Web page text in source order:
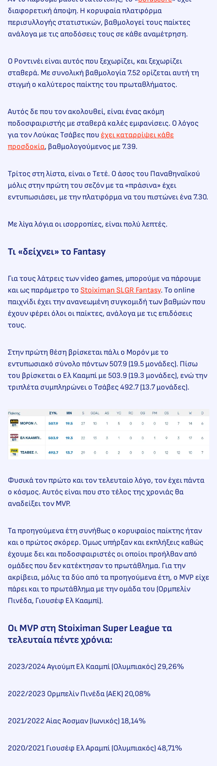
διαφορετική άποψη. Η κορυφαία πλατφόρμα
περισυλλογής στατιστικών, βαθμολογεί τους παίκτες
ανάλογα με τις αποδόσεις τους σε κάθε αναμέτρηση.
Ο Ροντινέι είναι αυτός που ξεχωρίζει, και ξεχωρίζει
σταθερά. Με συνολική βαθμολογία 7.52 ορίζεται αυτή τη
στιγμή ο καλύτερος παίκτης του πρωταθλήματος.
Αυτός δε που τον ακολουθεί, είναι ένας ακόμη
ποδοσφαιριστής με σταθερά καλές εμφανίσεις. Ο λόγος
για τον Λούκας Τσάβες που έχει καταρρίψει κάθε
προσδοκία, βαθμολογούμενος με 7.39.
Τρίτος στη λίστα, είναι ο Τετέ. Ο άσος του Παναθηναϊκού
μόλις στην πρώτη του σεζόν με τα «πράσινα» έχει
εντυπωσιάσει, με την πλατφόρμα να του πιστώνει ένα 7.30.
Με λίγα λόγια οι ισορροπίες, είναι πολύ λεπτές.
Τι «δείχνει» το Fantasy
Για τους λάτρεις των video games, μπορούμε να πάρουμε
και ως παράμετρο το Stoiximan SLGR Fantasy. Το online
παιχνίδι έχει την ανανεωμένη συγκομιδή των βαθμών που
έχουν φέρει όλοι οι παίκτες, ανάλογα με τις επιδόσεις
τους.
Στην πρώτη θέση βρίσκεται πάλι ο Μορόν με το
εντυπωσιακό σύνολο πόντων 507.9 (19.5 μονάδες). Πίσω
του βρίσκεται ο Ελ Κααμπί με 503.9 (19.3 μονάδες), ενώ την
τριπλέτα συμπληρώνει ο Τσάβες 492.7 (13.7 μονάδες).
Φυσικά τον πρώτο και τον τελευταίο λόγο, τον έχει πάντα
ο κόσμος. Αυτός είναι που στο τέλος της χρονιάς θα
αναδείξει τον MVP.
Τα προηγούμενα έτη συνήθως ο κορυφαίος παίκτης ήταν
και ο πρώτος σκόρερ. Όμως υπήρξαν και εκπλήξεις καθώς
έχουμε δει και ποδοσφαιριστές οι οποίοι προήλθαν από
ομάδες που δεν κατέκτησαν το πρωτάθλημα. Για την
ακρίβεια, μόλις τα δύο από τα προηγούμενα έτη, ο MVP είχε
πάρει και το πρωτάθλημα με την ομάδα του (Ορμπελίν
Πινέδα, Γιουσέφ Ελ Κααμπί).
Οι MVP στη Stoiximan Super League τα
τελευταία πέντε χρόνια:
2023/2024 Αγιούμπ Ελ Κααμπί (Ολυμπιακός) 29,26%
2022/2023 Ορμπελίν Πινέδα (ΑΕΚ) 20,08%
2021/2022 Αίας Άοσμαν (Ιωνικός) 18,14%
2020/2021 Γιουσέφ Ελ Αραμπί (Ολυμπιακός) 48,71%